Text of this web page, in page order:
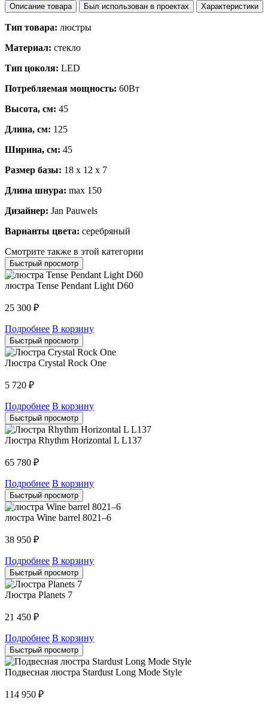
Описание товара Был использован в проектах Характеристики
Тип товара: люстры
Материал: стекло
Тип цоколя: LED
Потребляемая мощность: 60Вт
Высота, см: 45
Длина, см: 125
Ширина, см: 45
Размер базы: 18 х 12 х 7
Длина шнура: max 150
Дизайнер: Jan Pauwels
Варианты цвета: серебряный
Смотрите также в этой категории
Быстрый просмотр
люстра Tense Pendant Light D60
25 300 ₽
Подробнее В корзину
Быстрый просмотр
Люстра Crystal Rock One
5 720 ₽
Подробнее В корзину
Быстрый просмотр
Люстра Rhythm Horizontal L L137
65 780 ₽
Подробнее В корзину
Быстрый просмотр
люстра Wine barrel 8021–6
38 950 ₽
Подробнее В корзину
Быстрый просмотр
Люстра Planets 7
21 450 ₽
Подробнее В корзину
Быстрый просмотр
Подвесная люстра Stardust Long Mode Style
114 950 ₽